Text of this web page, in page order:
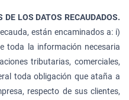
LOS DATOS RECAUDADOS.
están encaminados a: i)
toda la información necesaria
tributarias, comerciales,
toda obligación que ataña a
respecto de sus clientes,